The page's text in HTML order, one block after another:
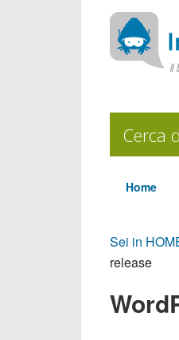
Cerca
Home
Sei in
release